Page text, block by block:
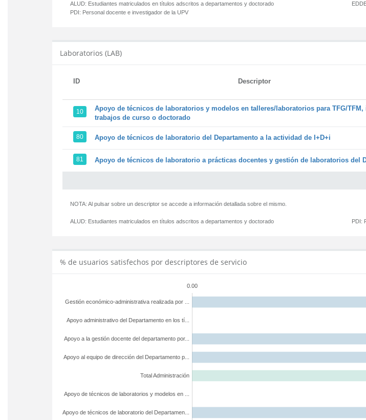
ALUD: Estudiantes matriculados en títulos adscritos a departamentos y doctorado
PDI: Personal docente e investigador de la UPV
Laboratorios (LAB)
ID Descriptor
10
Apoyo de técnicos de laboratorios y modelos en talleres/laboratorios para TFG/TFM,
trabajos de curso o doctorado
80 Apoyo de técnicos de laboratorio del Departamento a la actividad de I+D+i
81 Apoyo de técnicos de laboratorio a prácticas docentes y gestión de laboratorios del
NOTA: Al pulsar sobre un descriptor se accede a información detallada sobre el mismo.
ALUD: Estudiantes matriculados en títulos adscritos a departamentos y doctorado PDI:
% de usuarios satisfechos por descriptores de servicio
0.00
Apoyo de técnicos de laboratorio del Departamen...
Apoyo de técnicos de laboratorios y modelos en ...
Total Administración
Apoyo al equipo de dirección del Departamento p...
Apoyo a la gestión docente del departamento por...
Apoyo administrativo del Departamento en los tí...
Gestión económico-administrativa realizada por ...